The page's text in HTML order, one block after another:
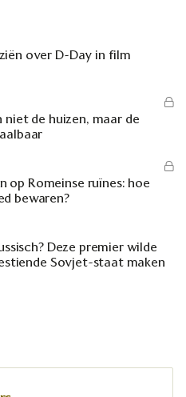
over D-Day in film
niet de huizen, maar de
op Romeinse ruïnes: hoe
bewaren?
Deze premier wilde
Sovjet-staat maken